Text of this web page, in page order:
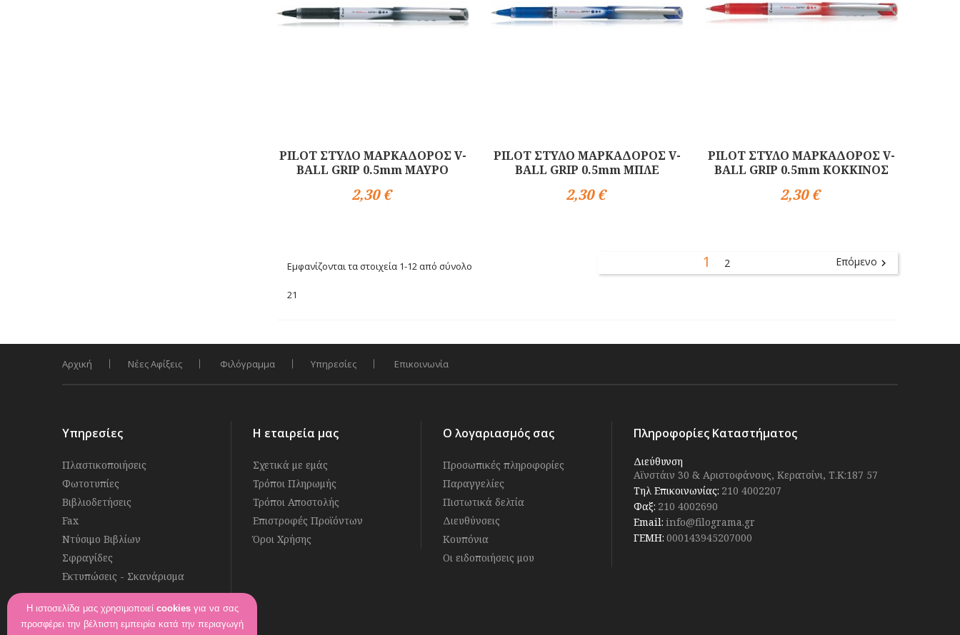
PILOT ΣΤΥΛΟ ΜΑΡΚΑΔΟΡΟΣ V-
BALL GRIP 0.5mm ΜΑΥΡΟ
2,30 €
PILOT ΣΤΥΛΟ ΜΑΡΚΑΔΟΡΟΣ V-
BALL GRIP 0.5mm ΜΠΛΕ
2,30 €
PILOT ΣΤΥΛΟ ΜΑΡΚΑΔΟΡΟΣ V-
BALL GRIP 0.5mm ΚΟΚΚΙΝΟΣ
2,30 €
Εμφανίζονται τα στοιχεία 1-12 από σύνολο
21
1 2 Επόμενο 
Αρχική Νέες Αφίξεις Φιλόγραμμα Υπηρεσίες Επικοινωνία
Υπηρεσίες
Πλαστικοποιήσεις
Φωτοτυπίες
Βιβλιοδετήσεις
Fax
Ντύσιμο Βιβλίων
Σφραγίδες
Εκτυπώσεις - Σκανάρισμα
Ακολουθήστε μας στο
Βρείτε μας στο
Η εταιρεία μας
Σχετικά με εμάς
Τρόποι Πληρωμής
Τρόποι Αποστολής
Επιστροφές Προϊόντων
Όροι Χρήσης
Ο λογαριασμός σας
Προσωπικές πληροφορίες
Παραγγελίες
Πιστωτικά δελτία
Διευθύνσεις
Κουπόνια
Οι ειδοποιήσεις μου
Η ιστοσελίδα μας χρησιμοποιεί cookiesγια να σας
προσφέρει την βέλτιστη εμπειρία κατά την περιαγωγή
Πληροφορίες Καταστήματος
Διεύθυνση
Αϊνστάιν 30 & Αριστοφάνους, Κερατσίνι, Τ.Κ:187 57
Τηλ Επικοινωνίας: 210 4002207
Φαξ: 210 4002690
Email: info@filograma.gr
ΓΕΜΗ: 000143945207000